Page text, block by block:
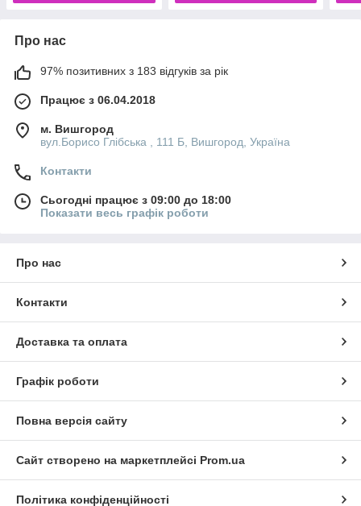
Про нас
97% позитивних з 183 відгуків за рік
Працює з 06.04.2018
м. Вишгород
вул.Борисо Глібська , 111 Б, Вишгород, Україна
Контакти
Сьогодні працює з 09:00 до 18:00
Показати весь графік роботи
Про нас
Контакти
Доставка та оплата
Графік роботи
Повна версія сайту
Сайт створено на маркетплейсі Prom.ua
Політика конфіденційності